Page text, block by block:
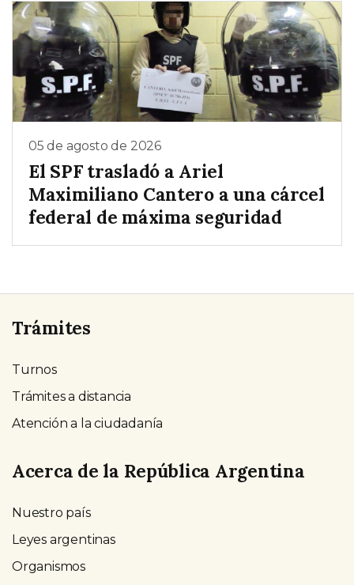
05 de agosto de 2026
El SPF trasladó a Ariel
Maximiliano Cantero a una cárcel
federal de máxima seguridad
Trámites
Turnos
Trámites a distancia
Atención a la ciudadanía
Acerca de la República Argentina
Nuestro país
Leyes argentinas
Organismos